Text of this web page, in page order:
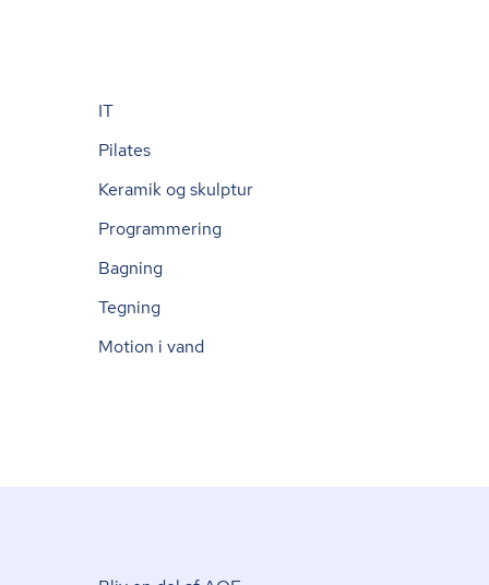
IT
Pilates
Keramik og skulptur
Programmering
Bagning
Tegning
Motion i vand